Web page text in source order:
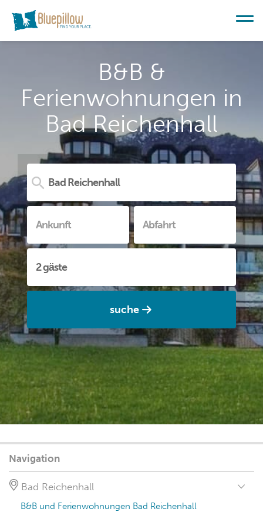
B&B &
Ferienwohnungen in
Bad Reichenhall
suche
Navigation
Bad Reichenhall
B&B und Ferienwohnungen Bad Reichenhall